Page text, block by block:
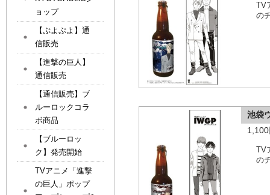
の
池袋
の
ョップ
【ぷよぷよ】通
信販売
【進撃の巨人】
通信販売
【通信販売】ブ
ルーロックコラ
ボ商品
【ブルーロッ
ク】発売開始
TVアニメ「進撃
の巨人」ポップ